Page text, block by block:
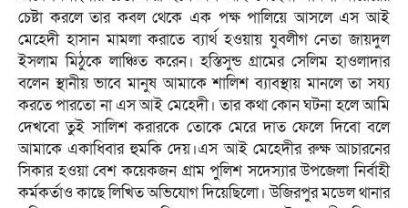
চেষ্টা করলে তার কবল থেকে এক পক্ষ পালিয়ে আসলে এস আই
মেহেদী হাসান মামলা করাতে ব্যার্থ হওয়ায় যুবলীগ নেতা জায়দুল
ইসলাম মিঠুকে লাঞ্চিত করেন। হস্তিসুন্ড গ্রামের সেলিম হাওলাদার
বলেন স্থানীয় ভাবে মানুষ আমাকে শালিশ ব্যাবস্থায় মানলে তা সয্য
করতে পারতো না এস আই মেহেদী। তার কথা কোন ঘটনা হলে আমি
দেখবো তুই সালিশ করারকে তোকে মেরে দাত ফেলে দিবো বলে
আমাকে একাধিবার হুমকি দেয়।এস আই মেহেদীর রুক্ষ আচারনের
সিকার হওয়া বেশ কয়েকজন গ্রাম পুলিশ সদেস্যার উপজেলা নির্বাহী
কর্মকর্তাও কাছে লিখিত অভিযোগ দিয়েছিলো। উজিরপুর মডেল থানার